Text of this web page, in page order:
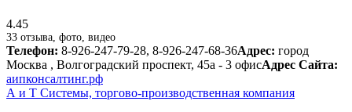
4.45
33 отзыва, фото, видео
Телефон: 8-926-247-79-28, 8-926-247-68-36Адрес: город
Москва , Волгоградский проспект, 45а - 3 офисАдрес Сайта:
аипконсалтинг.рф
А и Т Системы, торгово-производственная компания